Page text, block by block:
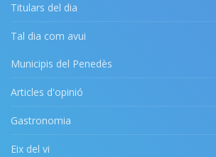
Titulars del dia
Tal dia com avui
Municipis del Penedès
Articles d'opinió
Gastronomia
Eix del vi